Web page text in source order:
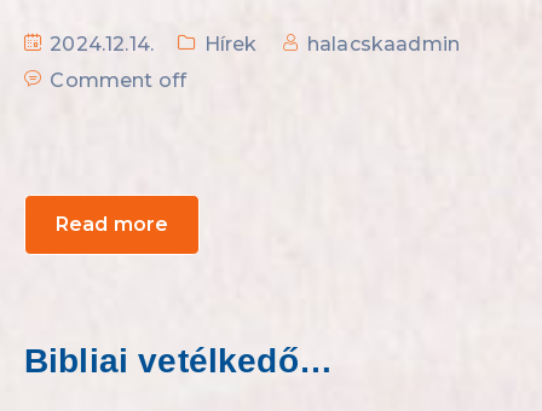
2024.12.14. Hírek
halacskaadmin
Comment off
Read more
Bibliai vetélkedő…